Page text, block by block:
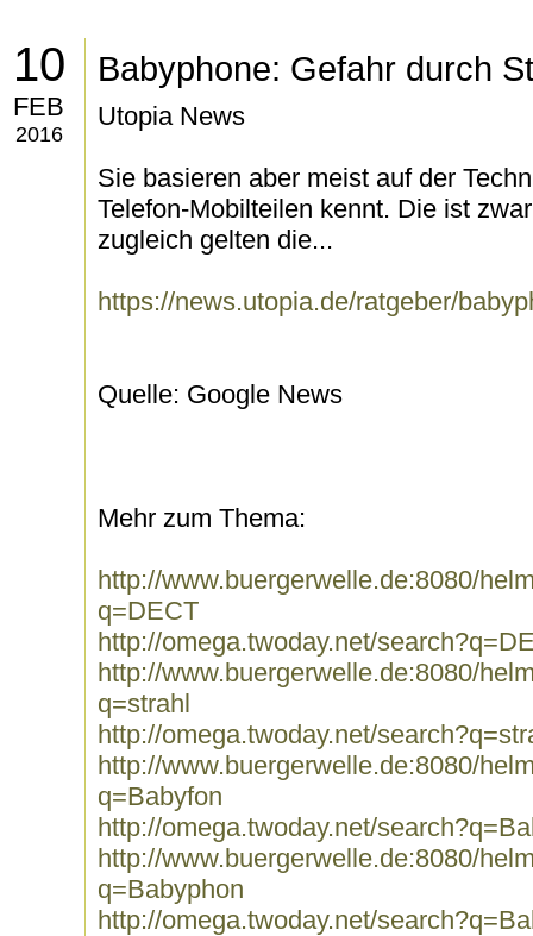
10
FEB
2016
Babyphone: Gefahr durch
Utopia News
Sie basieren aber meist auf der
Telefon-Mobilteilen kennt. Die ist
zugleich gelten die...
https://news.utopia.de/ratgeber/
Quelle: Google News
Mehr zum Thema:
http://www.buergerwelle.de:8080/
q=DECT
http://omega.twoday.net/
http://www.buergerwelle.de:8080/
q=strahl
http://omega.twoday.net/
http://www.buergerwelle.de:8080/
q=Babyfon
http://omega.twoday.net/
http://www.buergerwelle.de:8080/
q=Babyphon
http://omega.twoday.net/